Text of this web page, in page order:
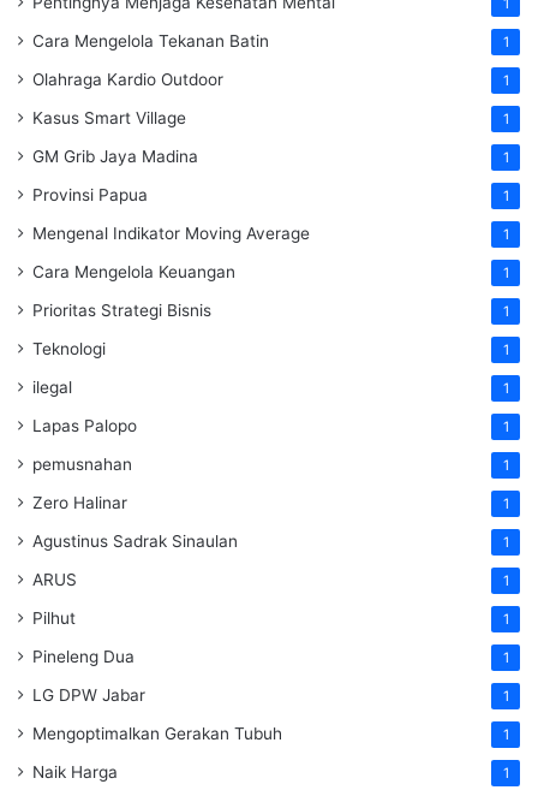
1
Cara Mengelola Tekanan Batin 1
Olahraga Kardio Outdoor 1
Kasus Smart Village 1
GM Grib Jaya Madina 1
Provinsi Papua 1
Mengenal Indikator Moving Average 1
Cara Mengelola Keuangan 1
Prioritas Strategi Bisnis 1
Teknologi 1
ilegal 1
Lapas Palopo 1
pemusnahan 1
Zero Halinar 1
Agustinus Sadrak Sinaulan 1
ARUS 1
Pilhut 1
Pineleng Dua 1
LG DPW Jabar 1
Mengoptimalkan Gerakan Tubuh 1
Naik Harga 1